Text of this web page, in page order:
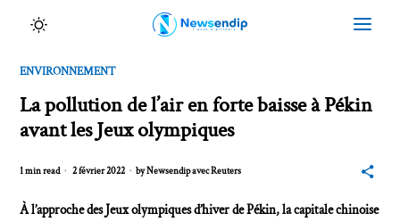
ENVIRONNEMENT
La pollution de l’air en forte baisse à Pékin
avant les Jeux olympiques
1 min read 2 février 2022 byNewsendip avec Reuters
À l’approche des Jeux olympiques d’hiver de Pékin, la capitale chinoise